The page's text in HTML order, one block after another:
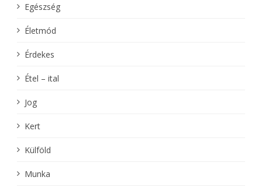
Egészség
Életmód
Érdekes
Étel – ital
Jog
Kert
Külföld
Munka